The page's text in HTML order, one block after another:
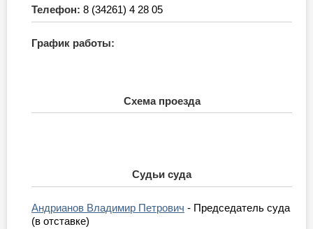
Телефон: 8 (34261) 4 28 05
График работы:
Схема проезда
Судьи суда
Андрианов Владимир Петрович - Председатель суда
(в отставке)